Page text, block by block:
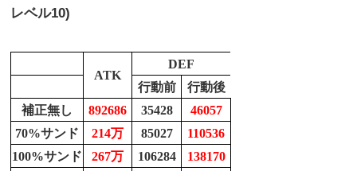
レベル10)
ATK
DEF
行動前
行動後
補正無し
892686 35428
46057
70%サンド
214万 85027
110536
100%サンド
267万 106284
138170